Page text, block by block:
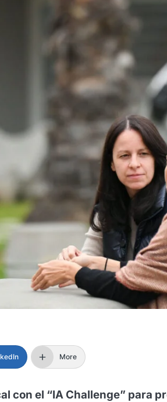
More
con el “IA Challenge” para